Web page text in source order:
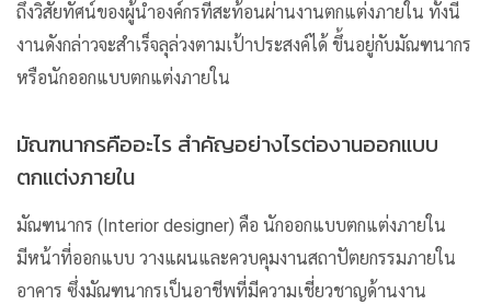
ถึงวิสัยทัศน์ของผู้นำองค์กรที่สะท้อนผ่านงานตกแต่งภายใน ทั้งนี้
งานดังกล่าวจะสำเร็จลุล่วงตามเป้าประสงค์ได้ ขึ้นอยู่กับมัณฑนากร
หรือนักออกแบบตกแต่งภายใน
มัณฑนากรคืออะไร สำคัญอย่างไรต่องานออกแบบ
ตกแต่งภายใน
มัณฑนากร (Interior designer) คือ นักออกแบบตกแต่งภายใน
มีหน้าที่ออกแบบ วางแผนและควบคุมงานสถาปัตยกรรมภายใน
อาคาร ซึ่งมัณฑนากรเป็นอาชีพที่มีความเชี่ยวชาญด้านงาน